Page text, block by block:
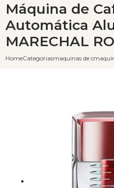
HomeCategoriasmaquinas de cafe
Máquina de
Automática
MARECHAL